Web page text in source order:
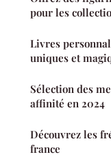
pour les
Livres
uniques et
Sélection des
affinité en 2024
Découvrez les
france